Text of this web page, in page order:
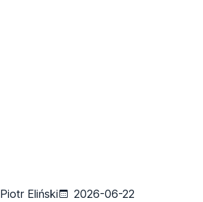
Piotr Eliński
2026-06-22